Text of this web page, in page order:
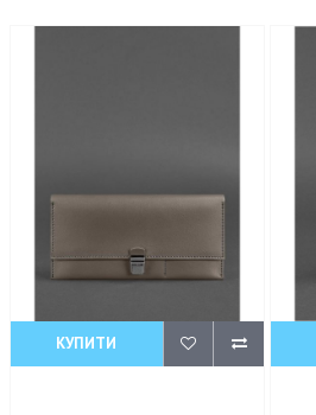
КУПИТИ